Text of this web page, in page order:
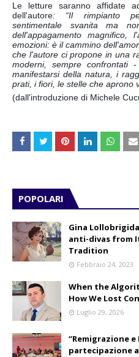
Le letture saranno affidate
dell'autore: “Il rimpianto
sentimentale svanita ma
dell'appagamento
emozioni: è il cammino
che l'autore ci propone in una
moderni, sempre confrontati
manifestarsi della natura, i
prati, i fiori, le stelle che aprono
(dall'introduzione di Michele
POPOLARI
Gina
anti-divas from
Tradition
Febbraio 24, 2023
When the
How We Lost
Luglio 29, 2026
“Remigrazione
partecipazione